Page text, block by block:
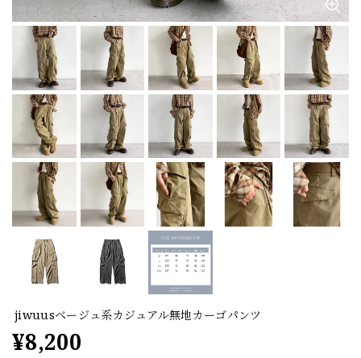
jiwuusベージュ系カジュアル無地カーゴパンツ
¥8,200